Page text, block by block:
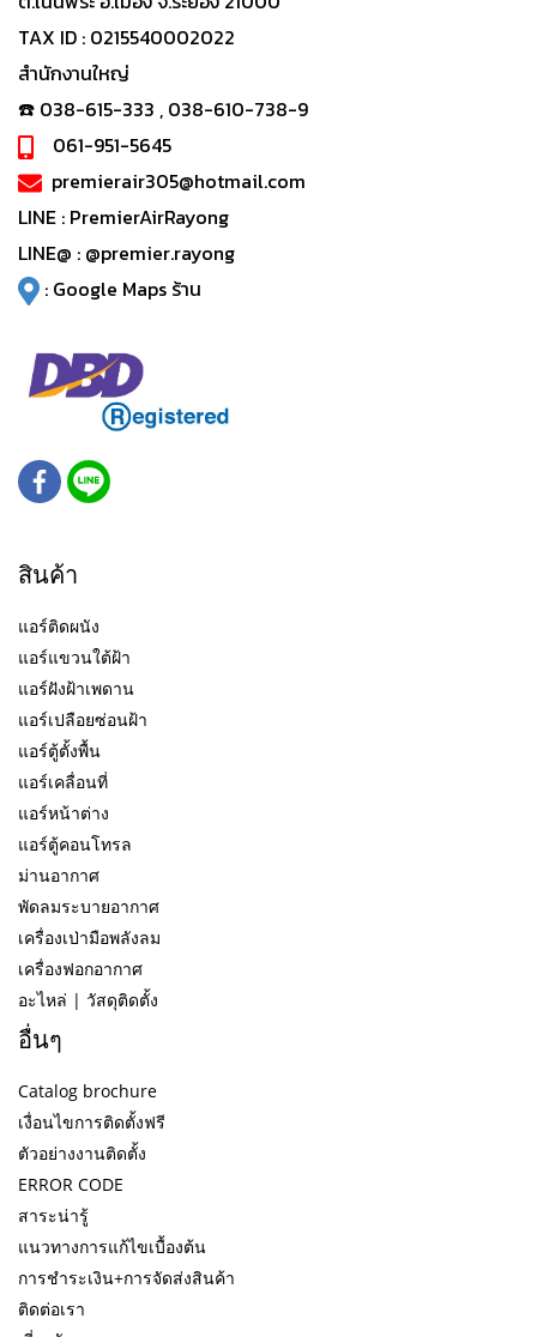
TAX ID : 0215540002022
สำนักงานใหญ่
☎️ 038-615-333 , 038-610-738-9
061-951-5645
premierair305@hotmail.com
LINE : PremierAirRayong
LINE@ : @premier.rayong
: Google Maps ร้าน
สินค้า
แอร์ติดผนัง
แอร์แขวนใต้ฝ้า
แอร์ฝังฝ้าเพดาน
แอร์เปลือยซ่อนฝ้า
แอร์ตู้ตั้งพื้น
แอร์เคลื่อนที่
แอร์หน้าต่าง
แอร์ตู้คอนโทรล
ม่านอากาศ
พัดลมระบายอากาศ
เครื่องเป่ามือพลังลม
เครื่องฟอกอากาศ
อะไหล่ | วัสดุติดตั้ง
อื่นๆ
Catalog brochure
เงื่อนไขการติดตั้งฟรี
ตัวอย่างงานติดตั้ง
ERROR CODE
สาระน่ารู้
แนวทางการแก้ไขเบื้องต้น
การชำระเงิน+การจัดส่งสินค้า
ติดต่อเรา